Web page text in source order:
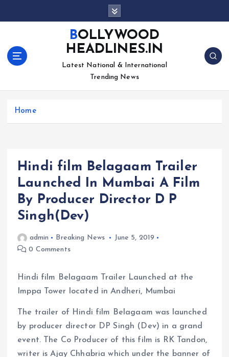
BOLLYWOOD
HEADLINES.IN
Latest National & International
Trending News
Home
Hindi film Belagaam Trailer
Launched In Mumbai A Film
By Producer Director D P
Singh(Dev)
admin Breaking News
June 5, 2019
0 Comments
Hindi film Belagaam Trailer Launched at the
Imppa Tower located in Andheri, Mumbai
The trailer of Hindi film Belagaam was launched
by producer director DP Singh (Dev) in a grand
event. The Co Producer of this film is RK Tandon,
writer is Ajay Chhabria which under the banner of